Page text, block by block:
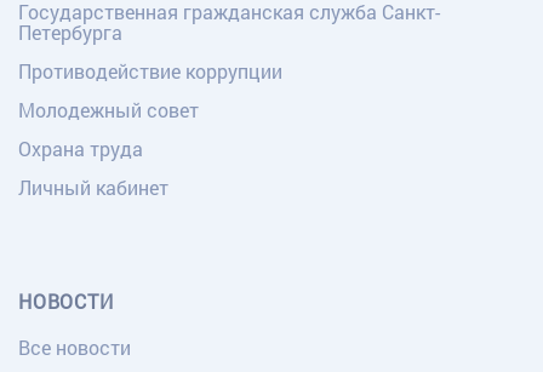
Государственная гражданская служба Санкт-
Петербурга
Противодействие коррупции
Молодежный совет
Охрана труда
Личный кабинет
НОВОСТИ
Все новости